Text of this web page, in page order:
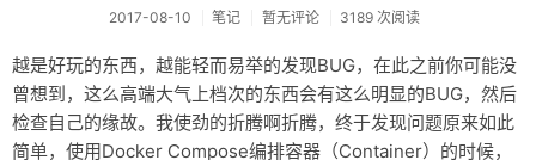
2017-08-10 笔记 暂无评论 3189 次阅读
越是好玩的东西，越能轻而易举的发现BUG，在此之前你可能没
曾想到，这么高端大气上档次的东西会有这么明显的BUG，然后
检查自己的缘故。我使劲的折腾啊折腾，终于发现问题原来如此
简单，使用Docker Compose编排容器（Container）的时候，